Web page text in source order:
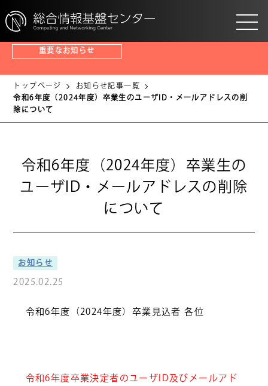
重要なお知らせ
トップページ
お知らせ記事一覧
令和6年度（2024年度）卒業生のユーザID・メールアドレスの削
除について
令和6年度（2024年度）卒業生の
ユーザID・メールアドレスの削除
について
お知らせ
2025.02.25
令和6年度（2024年度）卒業見込者 各位
令和6年度卒業決定者のユーザID及びメールアド